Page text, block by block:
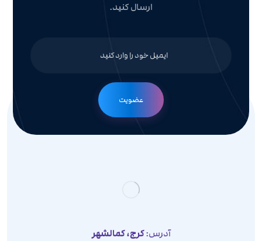
ارسال کنید.
عضویت
آدرس:کرج، کمالشهر